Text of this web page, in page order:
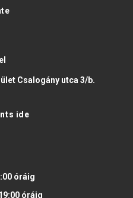
Csalogány utca 3/b.
ide
óráig
óráig